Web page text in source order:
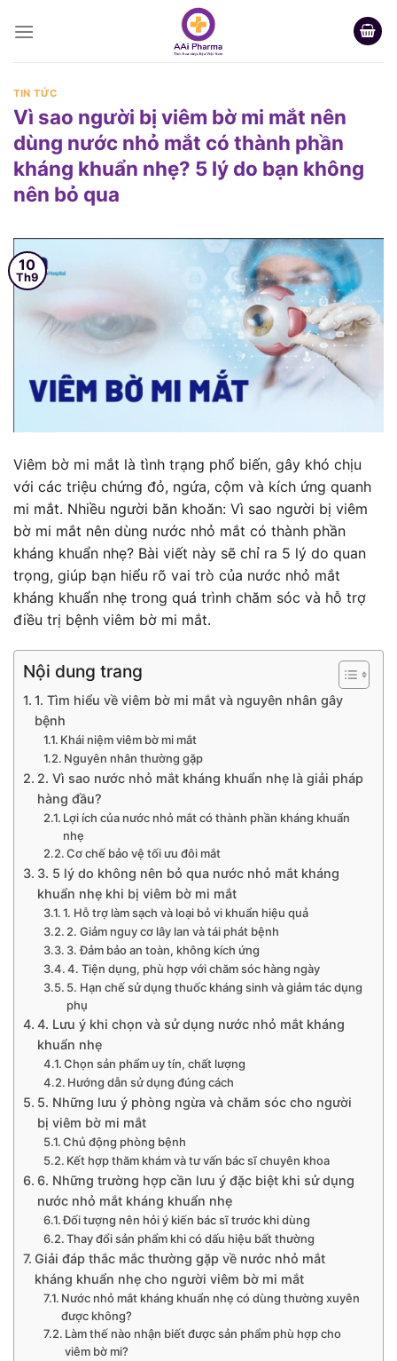
TIN TỨC
Vì sao người bị viêm bờ mi mắt nên
dùng nước nhỏ mắt có thành phần
kháng khuẩn nhẹ? 5 lý do bạn không
nên bỏ qua
10
Th9
Viêm bờ mi mắt là tình trạng phổ biến, gây khó chịu
với các triệu chứng đỏ, ngứa, cộm và kích ứng quanh
mi mắt. Nhiều người băn khoăn: Vì sao người bị viêm
bờ mi mắt nên dùng nước nhỏ mắt có thành phần
kháng khuẩn nhẹ? Bài viết này sẽ chỉ ra 5 lý do quan
trọng, giúp bạn hiểu rõ vai trò của nước nhỏ mắt
kháng khuẩn nhẹ trong quá trình chăm sóc và hỗ trợ
điều trị bệnh viêm bờ mi mắt.
Nội dung trang
1. Tìm hiểu về viêm bờ mi mắt và nguyên nhân gây
bệnh
Khái niệm viêm bờ mi mắt
Nguyên nhân thường gặp
2. Vì sao nước nhỏ mắt kháng khuẩn nhẹ là giải pháp
hàng đầu?
Lợi ích của nước nhỏ mắt có thành phần kháng khuẩn
nhẹ
Cơ chế bảo vệ tối ưu đôi mắt
3. 5 lý do không nên bỏ qua nước nhỏ mắt kháng
khuẩn nhẹ khi bị viêm bờ mi mắt
1. Hỗ trợ làm sạch và loại bỏ vi khuẩn hiệu quả
2. Giảm nguy cơ lây lan và tái phát bệnh
3. Đảm bảo an toàn, không kích ứng
4. Tiện dụng, phù hợp với chăm sóc hàng ngày
5. Hạn chế sử dụng thuốc kháng sinh và giảm tác dụng
phụ
4. Lưu ý khi chọn và sử dụng nước nhỏ mắt kháng
khuẩn nhẹ
Chọn sản phẩm uy tín, chất lượng
Hướng dẫn sử dụng đúng cách
5. Những lưu ý phòng ngừa và chăm sóc cho người
bị viêm bờ mi mắt
Chủ động phòng bệnh
Kết hợp thăm khám và tư vấn bác sĩ chuyên khoa
6. Những trường hợp cần lưu ý đặc biệt khi sử dụng
nước nhỏ mắt kháng khuẩn nhẹ
Đối tượng nên hỏi ý kiến bác sĩ trước khi dùng
Thay đổi sản phẩm khi có dấu hiệu bất thường
Giải đáp thắc mắc thường gặp về nước nhỏ mắt
kháng khuẩn nhẹ cho người viêm bờ mi mắt
Nước nhỏ mắt kháng khuẩn nhẹ có dùng thường xuyên
được không?
Làm thế nào nhận biết được sản phẩm phù hợp cho
viêm bờ mi?